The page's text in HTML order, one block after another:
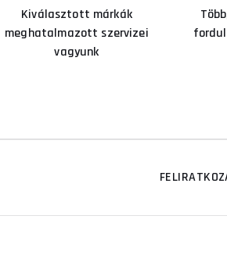
Kiválasztott márkák
meghatalmazott szervizei
vagyunk